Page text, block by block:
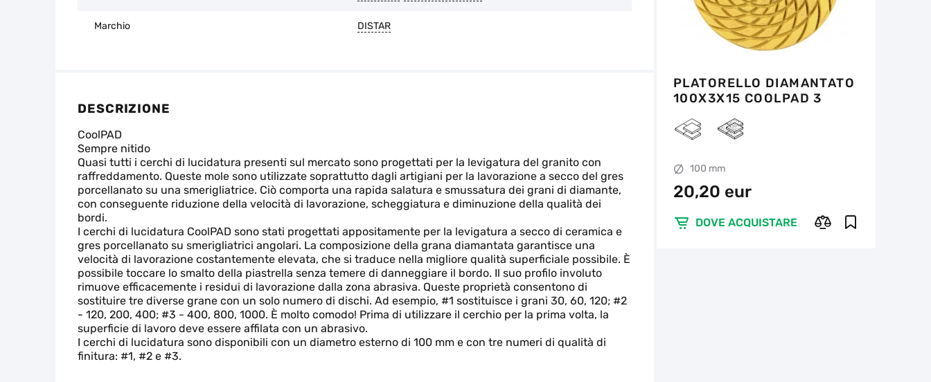
Marchio DISTAR
DESCRIZIONE
CoolPAD
Sempre nitido
Quasi tutti i cerchi di lucidatura presenti sul mercato sono progettati per la levigatura del granito con
raffreddamento. Queste mole sono utilizzate soprattutto dagli artigiani per la lavorazione a secco del gres
porcellanato su una smerigliatrice. Ciò comporta una rapida salatura e smussatura dei grani di diamante,
con conseguente riduzione della velocità di lavorazione, scheggiatura e diminuzione della qualità dei
bordi.
I cerchi di lucidatura CoolPAD sono stati progettati appositamente per la levigatura a secco di ceramica e
gres porcellanato su smerigliatrici angolari. La composizione della grana diamantata garantisce una
velocità di lavorazione costantemente elevata, che si traduce nella migliore qualità superficiale possibile. È
possibile toccare lo smalto della piastrella senza temere di danneggiare il bordo. Il suo profilo involuto
rimuove efficacemente i residui di lavorazione dalla zona abrasiva. Queste proprietà consentono di
sostituire tre diverse grane con un solo numero di dischi. Ad esempio, #1 sostituisce i grani 30, 60, 120; #2
- 120, 200, 400; #3 - 400, 800, 1000. È molto comodo! Prima di utilizzare il cerchio per la prima volta, la
superficie di lavoro deve essere affilata con un abrasivo.
I cerchi di lucidatura sono disponibili con un diametro esterno di 100 mm e con tre numeri di qualità di
finitura: #1, #2 e #3.
PLATORELLO DIAMANTATO
100X3X15 COOLPAD 3
100 mm
20,20 eur
DOVE ACQUISTARE